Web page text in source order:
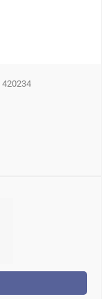
420234